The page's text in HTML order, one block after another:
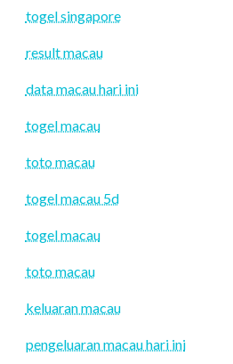
togel singapore
result macau
data macau hari ini
togel macau
toto macau
togel macau 5d
togel macau
toto macau
keluaran macau
pengeluaran macau hari ini